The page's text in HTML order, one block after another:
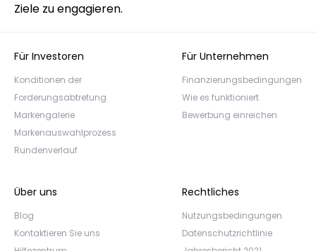
Ziele zu engagieren.
Für Investoren
Konditionen der
Forderungsabtretung
Markengalerie
Markenauswahlprozess
Rundenverlauf
Für Unternehmen
Finanzierungsbedingungen
Wie es funktioniert
Bewerbung einreichen
Über uns
Blog
Kontaktieren Sie uns
Rechtliches
Nutzungsbedingungen
Datenschutzrichtlinie